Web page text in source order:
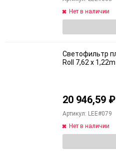
Нет в наличии
Светофильтр
Roll 7,62 x 1,22m
20 946,59 ₽
Артикул: LEE#079
Нет в наличии